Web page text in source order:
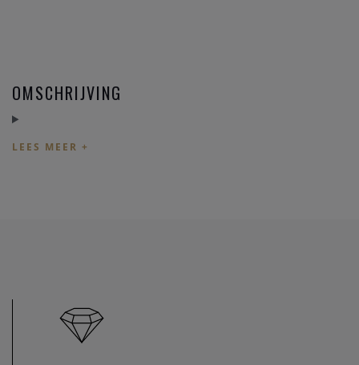
OMSCHRIJVING